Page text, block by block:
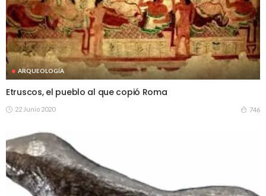
ARQUEOLOGÍA
Etruscos, el pueblo al que copió Roma
22 Junio 2020 746